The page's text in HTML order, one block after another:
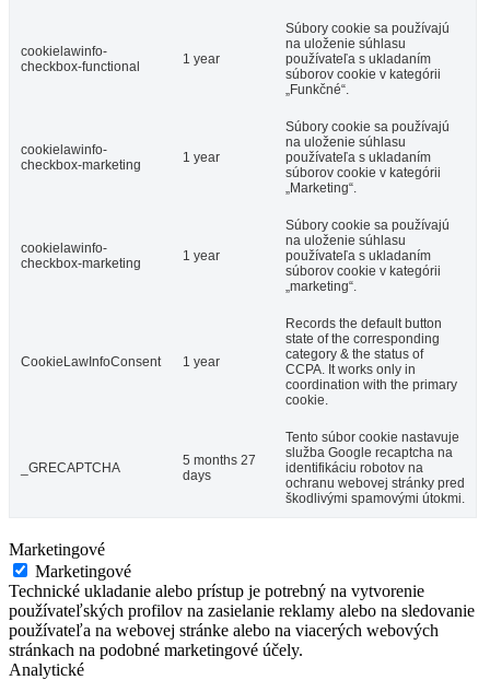
cookielawinfo-
checkbox-functional
1 year
Súbory cookie sa používajú
na uloženie súhlasu
používateľa s ukladaním
súborov cookie v kategórii
„Funkčné“.
cookielawinfo-
checkbox-marketing
1 year
Súbory cookie sa používajú
na uloženie súhlasu
používateľa s ukladaním
súborov cookie v kategórii
„Marketing“.
cookielawinfo-
checkbox-marketing
1 year
Súbory cookie sa používajú
na uloženie súhlasu
používateľa s ukladaním
súborov cookie v kategórii
„marketing“.
CookieLawInfoConsent 1 year
Records the default button
state of the corresponding
category & the status of
CCPA. It works only in
coordination with the primary
cookie.
_GRECAPTCHA
5 months 27
days
Tento súbor cookie nastavuje
služba Google recaptcha na
identifikáciu robotov na
ochranu webovej stránky pred
škodlivými spamovými útokmi.
Marketingové
Marketingové
Technické ukladanie alebo prístup je potrebný na vytvorenie
používateľských profilov na zasielanie reklamy alebo na sledovanie
používateľa na webovej stránke alebo na viacerých webových
stránkach na podobné marketingové účely.
Analytické